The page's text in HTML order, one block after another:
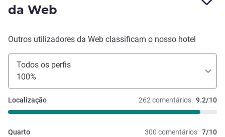
da Web
Outros utilizadores da Web classificam o nosso hotel
Todos os perfis
100%
262 comentários 9.2/10
Localização
300 comentários 7/10
Quarto